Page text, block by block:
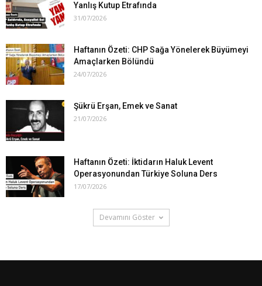
Yanlış Kutup Etrafında
31/07/2026
Haftanın Özeti: CHP Sağa Yönelerek Büyümeyi
Amaçlarken Bölündü
24/07/2026
Şükrü Erşan, Emek ve Sanat
21/07/2026
Haftanın Özeti: İktidarın Haluk Levent
Operasyonundan Türkiye Soluna Ders
17/07/2026
Devamını Göster